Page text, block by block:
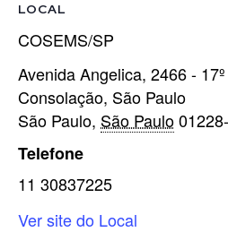
LOCAL
COSEMS/SP
Avenida Angelica, 2466 -
Consolação, São Paulo
São Paulo, São Paulo
Telefone
11 30837225
Ver site do Local